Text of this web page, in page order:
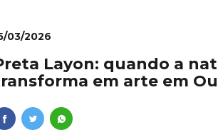
é inaugurado no Vale da Serra da
03/2026
Layon: quando a
em arte em